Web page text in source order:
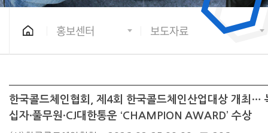
홍보센터 보도자료
한국콜드체인협회, 제4회 한국콜드체인산업대상 개최…
십자·풀무원·CJ대한통운 ‘CHAMPION AWARD’ 수상